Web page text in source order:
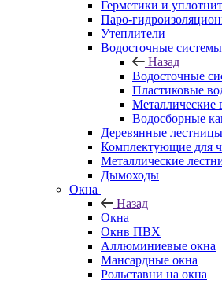
Герметики и
Паро-
Утеплители
Водосточные системы
Назад
Водосточные
Пластиковые
Металлические
Водосборные
Деревянные лестницы
Комплектующие для
Металлические
Дымоходы
Окна
Назад
Окна
Окнв ПВХ
Аллюминиевые окна
Мансардные окна
Рольставни на окна